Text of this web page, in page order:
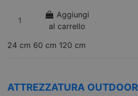
Aggiungi
al carrello
24 cm 60 cm 120 cm
ATTREZZATURA OUTDOOR